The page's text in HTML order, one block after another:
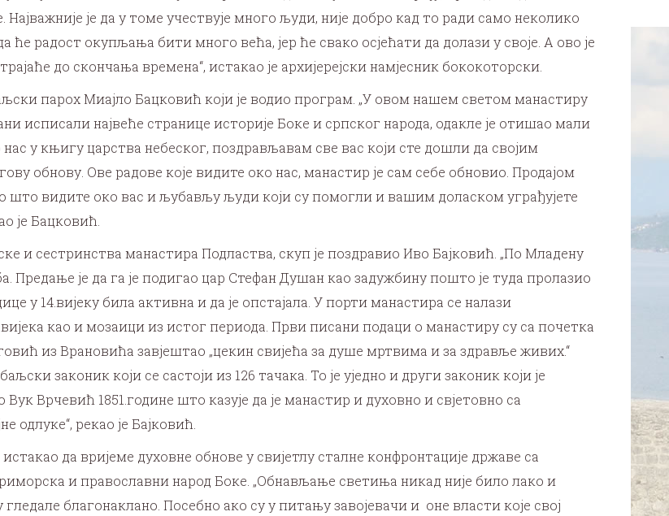
је да у томе учествује много људи, није добро кад то ради само неколико
радост окупљања бити много већа, јер ће свако осјећати да долази у своје. А ово је
до скончања времена“, истакао је архијерејски намјесник бококоторски.
парох Миајло Бацковић који је водио програм. „У овом нашем светом манастиру
исписали највеће странице историје Боке и српског народа, одакле је отишао мали
у књигу царства небеског, поздрављавам све вас који сте дошли да својим
обнову. Ове радове које видите око нас, манастир је сам себе обновио. Продајом
што видите око вас и љубављу људи који су помогли и вашим доласком уграђујете
је Бацковић.
и сестринства манастира Подластва, скуп је поздравио Иво Бајковић. „По Младену
је да га је подигао цар Стефан Душан као задужбину пошто је туда пролазио
у 14.вијеку била активна и да је опстајала. У порти манастира се налази
као и мозаици из истог периода. Први писани подаци о манастиру су са почетка
из Врановића завјештао „цекин свијећа за душе мртвима и за здравље живих.“
законик који се састоји из 126 тачака. То је уједно и други законик који је
Врчевић 1851.године што казује да је манастир и духовно и свјетовно са
одлуке“, рекао је Бајковић.
да вријеме духовне обнове у свијетлу сталне конфронтације државе са
и православни народ Боке. „Обнављање светиња никад није било лако и
благонаклано. Посебно ако су у питању завојевачи и оне власти које свој